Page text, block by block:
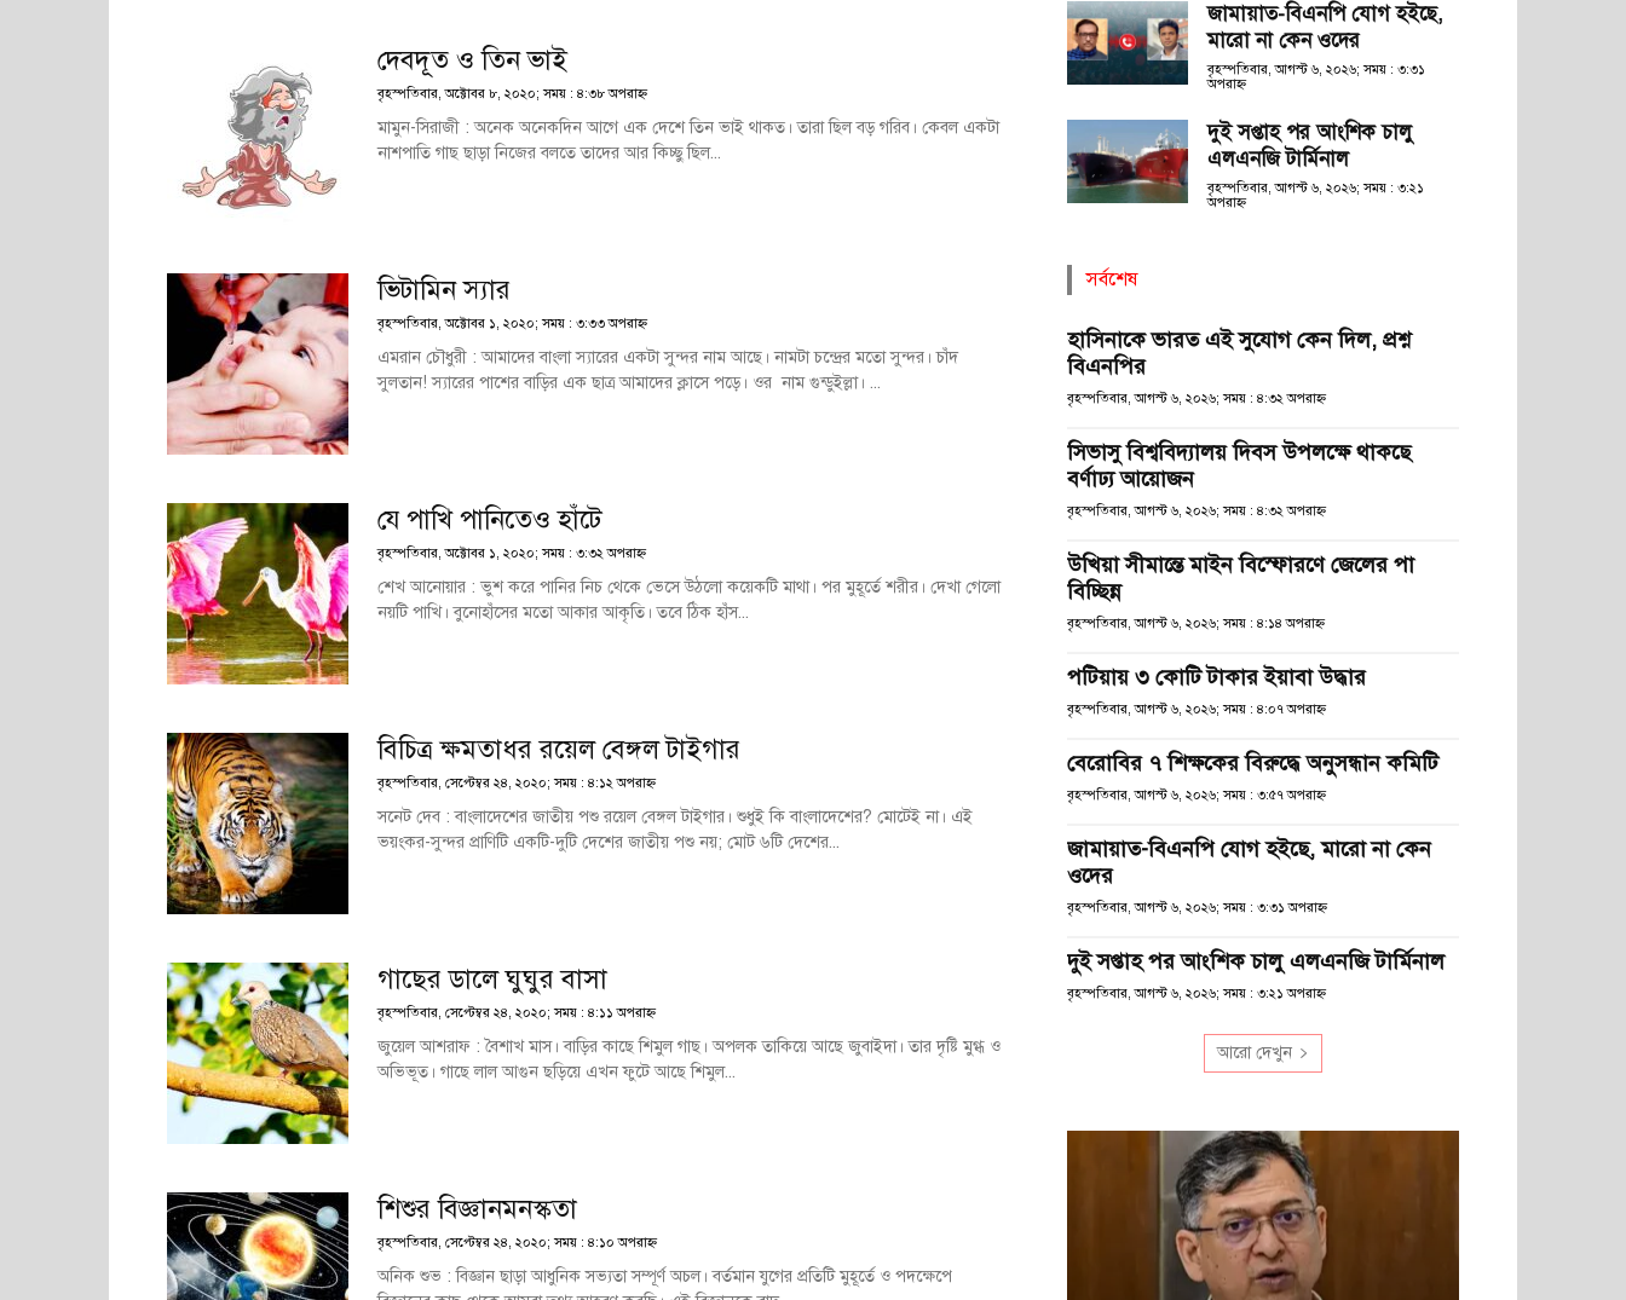
দেবদূত ও তিন ভাই
বৃহস্পতিবার, অক্টোবর ৮, ২০২০; সময় : ৪:৩৮ অপরাহ্ণ
মামুন-সিরাজী : অনেক অনেকদিন আগে এক দেশে তিন ভাই থাকত। তারা ছিল বড় গরিব। কেবল একটা
নাশপাতি গাছ ছাড়া নিজের বলতে তাদের আর কিচ্ছু ছিল...
ভিটামিন স্যার
বৃহস্পতিবার, অক্টোবর ১, ২০২০; সময় : ৩:৩৩ অপরাহ্ণ
এমরান চৌধুরী : আমাদের বাংলা স্যারের একটা সুন্দর নাম আছে। নামটা চন্দ্রের মতো সুন্দর। চাঁদ
সুলতান! স্যারের পাশের বাড়ির এক ছাত্র আমাদের ক্লাসে পড়ে। ওর নাম গুন্ডুইল্লা। ...
যে পাখি পানিতেও হাঁটে
বৃহস্পতিবার, অক্টোবর ১, ২০২০; সময় : ৩:৩২ অপরাহ্ণ
শেখ আনোয়ার : ভুশ করে পানির নিচ থেকে ভেসে উঠলো কয়েকটি মাথা। পর মুহূর্তে শরীর। দেখা গেলো
নয়টি পাখি। বুনোহাঁসের মতো আকার আকৃতি। তবে ঠিক হাঁস...
বিচিত্র ক্ষমতাধর রয়েল বেঙ্গল টাইগার
বৃহস্পতিবার, সেপ্টেম্বর ২৪, ২০২০; সময় : ৪:১২ অপরাহ্ণ
সনেট দেব : বাংলাদেশের জাতীয় পশু রয়েল বেঙ্গল টাইগার। শুধুই কি বাংলাদেশের? মোটেই না। এই
ভয়ংকর-সুন্দর প্রাণিটি একটি-দুটি দেশের জাতীয় পশু নয়; মোট ৬টি দেশের...
গাছের ডালে ঘুঘুর বাসা
বৃহস্পতিবার, সেপ্টেম্বর ২৪, ২০২০; সময় : ৪:১১ অপরাহ্ণ
জুয়েল আশরাফ : বৈশাখ মাস। বাড়ির কাছে শিমুল গাছ। অপলক তাকিয়ে আছে জুবাইদা। তার দৃষ্টি মুগ্ধ ও
অভিভূত। গাছে লাল আগুন ছড়িয়ে এখন ফুটে আছে শিমুল...
শিশুর বিজ্ঞানমনস্কতা
বৃহস্পতিবার, সেপ্টেম্বর ২৪, ২০২০; সময় : ৪:১০ অপরাহ্ণ
অনিক শুভ : বিজ্ঞান ছাড়া আধুনিক সভ্যতা সম্পূর্ণ অচল। বর্তমান যুগের প্রতিটি মুহূর্তে ও পদক্ষেপে
জামায়াত-বিএনপি যোগ হইছে,
মারো না কেন ওদের
বৃহস্পতিবার, আগস্ট ৬, ২০২৬; সময় : ৩:৩১
অপরাহ্ণ
দুই সপ্তাহ পর আংশিক চালু
এলএনজি টার্মিনাল
বৃহস্পতিবার, আগস্ট ৬, ২০২৬; সময় : ৩:২১
অপরাহ্ণ
সর্বশেষ
হাসিনাকে ভারত এই সুযোগ কেন দিল, প্রশ্ন
বিএনপির
বৃহস্পতিবার, আগস্ট ৬, ২০২৬; সময় : ৪:৩২ অপরাহ্ণ
সিভাসু বিশ্ববিদ্যালয় দিবস উপলক্ষে থাকছে
বর্ণাঢ্য আয়োজন
বৃহস্পতিবার, আগস্ট ৬, ২০২৬; সময় : ৪:৩২ অপরাহ্ণ
উখিয়া সীমান্তে মাইন বিস্ফোরণে জেলের পা
বিচ্ছিন্ন
বৃহস্পতিবার, আগস্ট ৬, ২০২৬; সময় : ৪:১৪ অপরাহ্ণ
পটিয়ায় ৩ কোটি টাকার ইয়াবা উদ্ধার
বৃহস্পতিবার, আগস্ট ৬, ২০২৬; সময় : ৪:০৭ অপরাহ্ণ
বেরোবির ৭ শিক্ষকের বিরুদ্ধে অনুসন্ধান কমিটি
বৃহস্পতিবার, আগস্ট ৬, ২০২৬; সময় : ৩:৫৭ অপরাহ্ণ
জামায়াত-বিএনপি যোগ হইছে, মারো না কেন
ওদের
বৃহস্পতিবার, আগস্ট ৬, ২০২৬; সময় : ৩:৩১ অপরাহ্ণ
দুই সপ্তাহ পর আংশিক চালু এলএনজি টার্মিনাল
বৃহস্পতিবার, আগস্ট ৬, ২০২৬; সময় : ৩:২১ অপরাহ্ণ
আরো দেখুন